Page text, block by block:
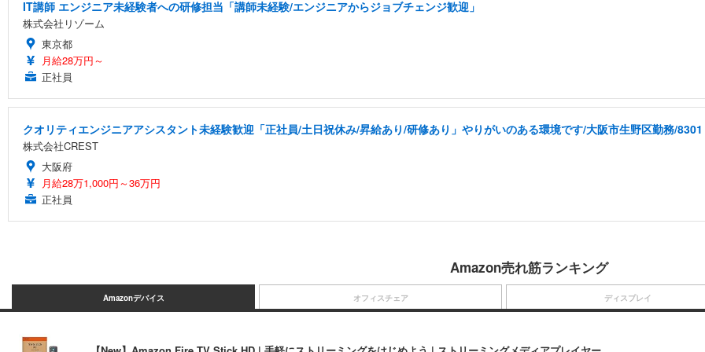
IT講師 エンジニア未経験者への研修担当「講師未経験/エンジニアからジョブチェンジ歓迎」
株式会社リゾーム
東京都
月給28万円～
正社員
クオリティエンジニアアシスタント未経験歓迎「正社員/土日祝休み/昇給あり/研修あり」やりがいのある環境です/大阪市生野区勤務/8301
株式会社CREST
大阪府
月給28万1,000円～36万円
正社員
Amazon売れ筋ランキング
Amazonデバイス オフィスチェア ディスプレイ